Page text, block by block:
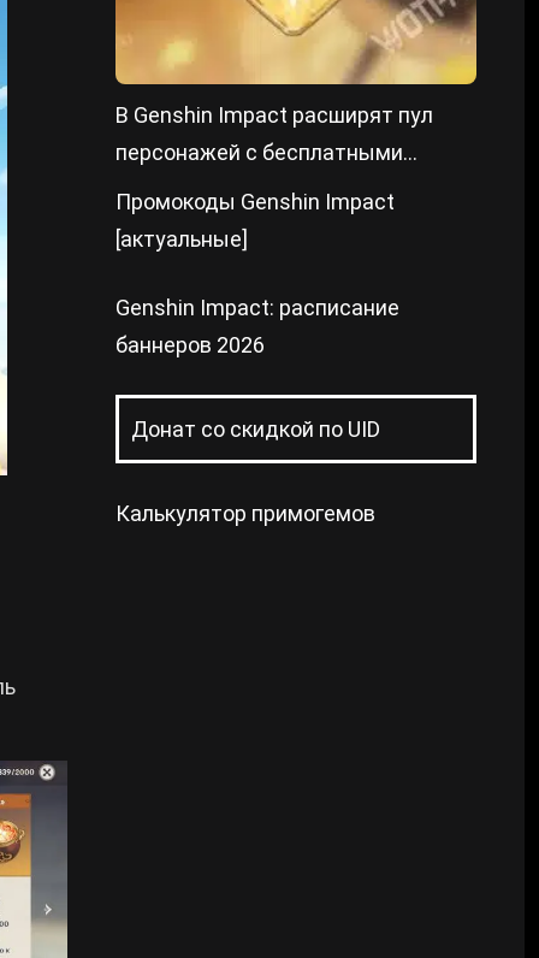
В Genshin Impact расширят пул
персонажей с бесплатными
констами
Промокоды Genshin Impact
[актуальные]
Genshin Impact: расписание
баннеров 2026
Донат со скидкой по UID
Калькулятор примогемов